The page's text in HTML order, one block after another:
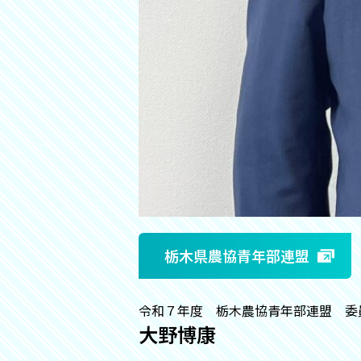
栃木県農協青年部連盟
令和７年度 栃木農協青年部連盟 委
大野博康